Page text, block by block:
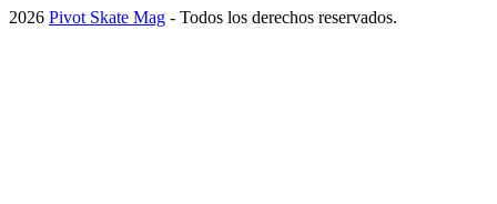
2026 Pivot Skate Mag - Todos los derechos reservados.